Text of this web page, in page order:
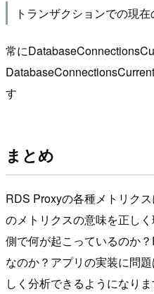
トランザクションでの現
常に
す
まとめ
RDS Proxyの各種メトリク
のメトリクスの意味を正し
側で何が起こっているのか
なのか？アプリの実装に問
しく分析できるようになり